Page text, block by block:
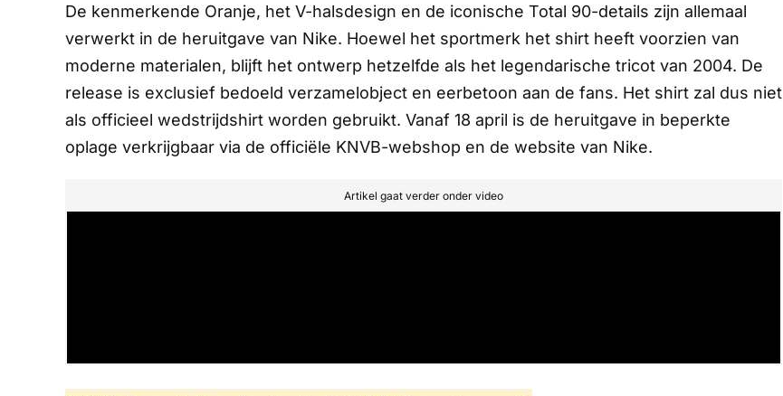
De kenmerkende Oranje, het V-halsdesign en de iconische Total 90-details zijn allemaal
verwerkt in de heruitgave van Nike. Hoewel het sportmerk het shirt heeft voorzien van
moderne materialen, blijft het ontwerp hetzelfde als het legendarische tricot van 2004. De
release is exclusief bedoeld verzamelobject en eerbetoon aan de fans. Het shirt zal dus niet
als officieel wedstrijdshirt worden gebruikt. Vanaf 18 april is de heruitgave in beperkte
oplage verkrijgbaar via de officiële KNVB-webshop en de website van Nike.
Artikel gaat verder onder video